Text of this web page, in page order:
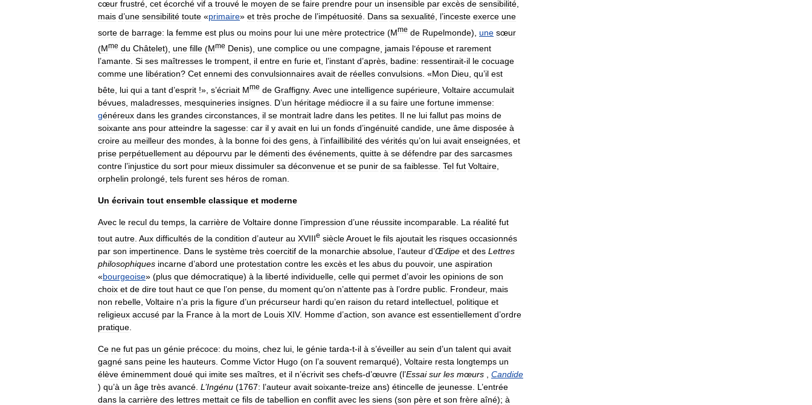
cœur frustré cet écorché vif a trouvé le moyen de se faire prendre pour un insensible par excès de sensibilité
mais d’une sensibilité toute «primaire» et très proche de l’impétuosité Dans sa sexualité l’inceste exerce une
sorte de barrage: la femme est plus ou moins pour lui une mère protectrice (Mme de Rupelmonde), une sœur
(Mme du Châtelet), une fille (Mme Denis), une complice ou une compagne jamais l’épouse et rarement
l’amante. Si ses maîtresses le trompent, il entre en furie et, l’instant d’après, badine: ressentirait-il le cocuage
comme une libération? Cet ennemi des convulsionnaires avait de réelles convulsions. «Mon Dieu, qu’il est
bête lui qui a tant d’esprit !», s’écriait Mme de Graffigny. Avec une intelligence supérieure Voltaire accumulait
bévues maladresses mesquineries insignes D’un héritage médiocre il a su faire une fortune immense:
généreux dans les grandes circonstances il se montrait ladre dans les petites Il ne lui fallut pas moins de
soixante ans pour atteindre la sagesse: car il y avait en lui un fonds d’ingénuité candide une âme disposée à
croire au meilleur des mondes à la bonne foi des gens à l’infaillibilité des vérités qu’on lui avait enseignées et
prise perpétuellement au dépourvu par le démenti des événements quitte à se défendre par des sarcasmes
contre l’injustice du sort pour mieux dissimuler sa déconvenue et se punir de sa faiblesse Tel fut Voltaire
orphelin prolongé tels furent ses héros de roman
Un écrivain tout ensemble classique et moderne
Avec le recul du temps la carrière de Voltaire donne l’impression d’une réussite incomparable La réalité fut
tout autre Aux difficultés de la condition d’auteur au XVIIIe siècleArouet le fils ajoutait les risques occasionnés
par son impertinence Dans le système très coercitif de la monarchie absolue l’auteur d’Œdipe et des Lettres
philosophiques incarne d’abord une protestation contre les excès et les abus du pouvoir, une aspiration
«bourgeoise» (plus que démocratique) à la liberté individuelle celle qui permet d’avoir les opinions de son
choix et de dire tout haut ce que l’on pense du moment qu’on n’attente pas à l’ordre public Frondeur, mais
non rebelle Voltaire n’a pris la figure d’un précurseur hardi qu’en raison du retard intellectuel politique et
religieux accusé par la France à la mort de Louis XIV. Homme d’action son avance est essentiellement d’ordre
pratique
Ce ne fut pas un génie précoce: du moins chez lui le génie tarda-t-il à s’éveiller au sein d’un talent qui avait
gagné sans peine les hauteurs Comme Victor Hugo (on l’a souvent remarqué), Voltaire resta longtemps un
élève éminemment doué qui imite ses maîtres et il n’écrivit ses chefs-d’œuvre (l’Essai sur les mœurs
Candide
) qu’à un âge très avancé L ’Ingénu (1767: l’auteur avait soixante-treize ans) étincelle de jeunesse L ’entrée
dans la carrière des lettres mettait ce fils de tabellion en conflit avec les siens (son père et son frère aîné); à